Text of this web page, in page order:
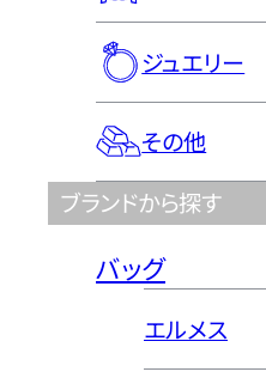
ジュエリー
その他
ブランドから探す
バッグ
エルメス